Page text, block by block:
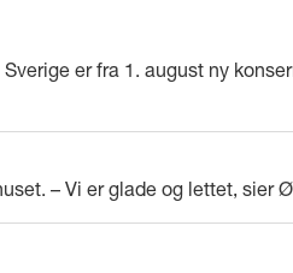
er fra 1. august ny
– Vi er glade og lettet, sier